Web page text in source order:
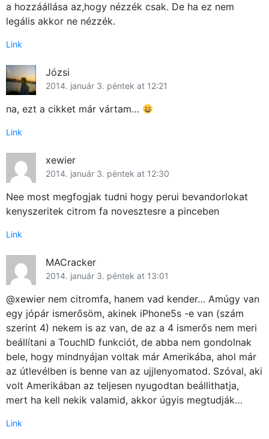
a hozzáállása az,hogy nézzék csak. De ha ez nem
legális akkor ne nézzék.
Link
Józsi
2014. január 3. péntek at 12:21
na, ezt a cikket már vártam…
Link
xewier
2014. január 3. péntek at 12:30
Nee most megfogjak tudni hogy perui bevandorlokat
kenyszeritek citrom fa novesztesre a pinceben
Link
MACracker
2014. január 3. péntek at 13:01
@xewier nem citromfa, hanem vad kender… Amúgy van
egy jópár ismerősöm, akinek iPhone5s -e van (szám
szerint 4) nekem is az van, de az a 4 ismerős nem meri
beállítani a TouchID funkciót, de abba nem gondolnak
bele, hogy mindnyájan voltak már Amerikába, ahol már
az útlevélben is benne van az ujjlenyomatod. Szóval, aki
volt Amerikában az teljesen nyugodtan beállithatja,
mert ha kell nekik valamid, akkor úgyis megtudják…
Link